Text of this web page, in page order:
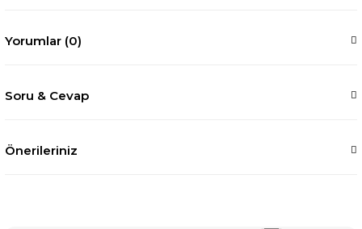
Yorumlar (0)
Soru & Cevap
Önerileriniz